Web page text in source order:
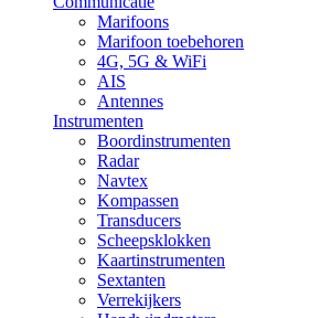
Marifoons
Marifoon toebehoren
4G, 5G & WiFi
AIS
Antennes
Instrumenten
Boordinstrumenten
Radar
Navtex
Kompassen
Transducers
Scheepsklokken
Kaartinstrumenten
Sextanten
Verrekijkers